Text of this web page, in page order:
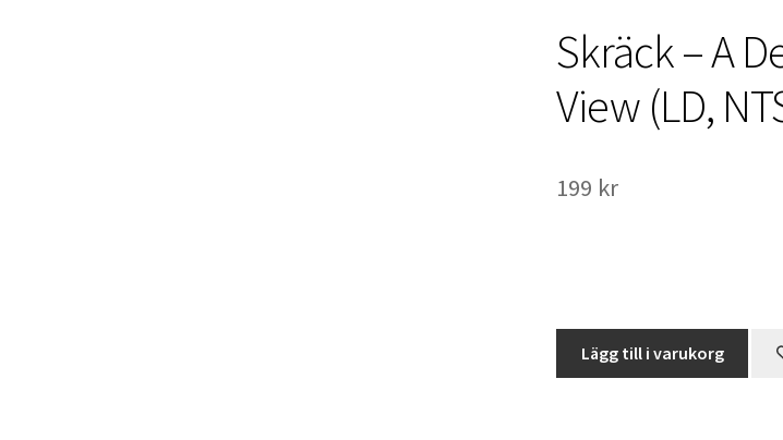
Skräck – A
View (LD,
199 kr
Lägg till i varukorg